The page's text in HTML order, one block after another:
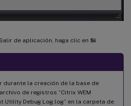
de aplicación, haga clic en Sí.
durante la creación de la base de
de registros “Citrix WEM
Utility Debug Log.log” en la carpeta de